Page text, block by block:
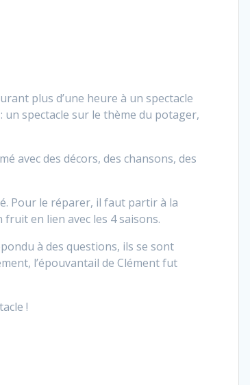
plus d’une heure à un spectacle
un spectacle sur le thème du potager,
avec des décors, des chansons, des
Pour le réparer, il faut partir à la
en lien avec les 4 saisons.
à des questions, ils se sont
l’épouvantail de Clément fut
!